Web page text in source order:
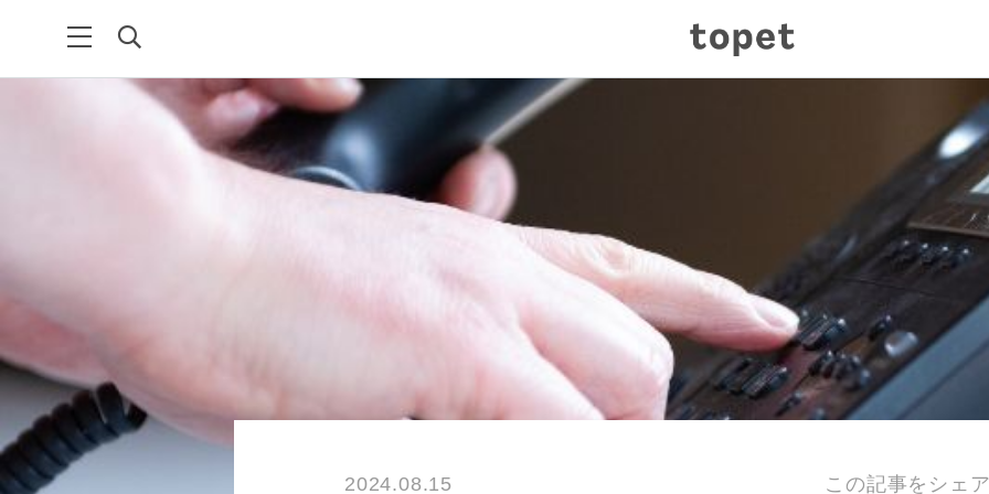
2024.08.15 この記事をシェ